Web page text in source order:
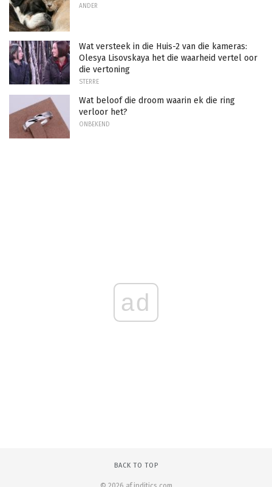
ANDER
Wat versteek in die Huis-2 van die kameras:
Olesya Lisovskaya het die waarheid vertel oor
die vertoning
STERRE
Wat beloof die droom waarin ek die ring
verloor het?
ONBEKEND
ad
BACK TO TOP